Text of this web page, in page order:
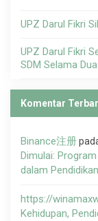
UPZ Darul Fikri
UPZ Darul Fikri
SDM Selama
Komentar
Binance注册
Dimulai:
dalam Pendidikan
https://
Kehidupan,